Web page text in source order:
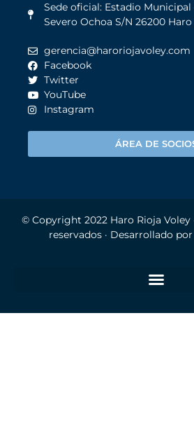
Sede oficial: Estadio Municipal
Severo Ochoa S/N 26200 Haro
gerencia@haroriojavoley.com
Facebook
Twitter
YouTube
Instagram
ÁREA DE
© Copyright 2022 Haro Rioja Voley
reservados · Desarrollado por